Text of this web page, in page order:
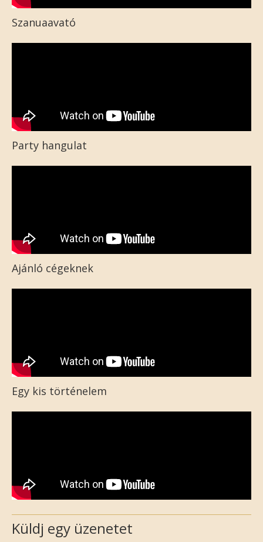
Szanuaavató
Party hangulat
Ajánló cégeknek
Egy kis történelem
Küldj egy üzenetet